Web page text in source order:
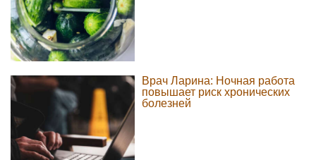
Врач Ларина: Ночная работа
повышает риск хронических
болезней